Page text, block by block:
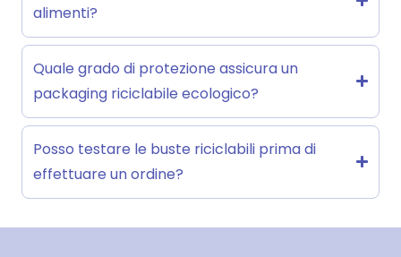
alimenti?
Quale grado di protezione assicura un
packaging riciclabile ecologico?
Posso testare le buste riciclabili prima di
effettuare un ordine?